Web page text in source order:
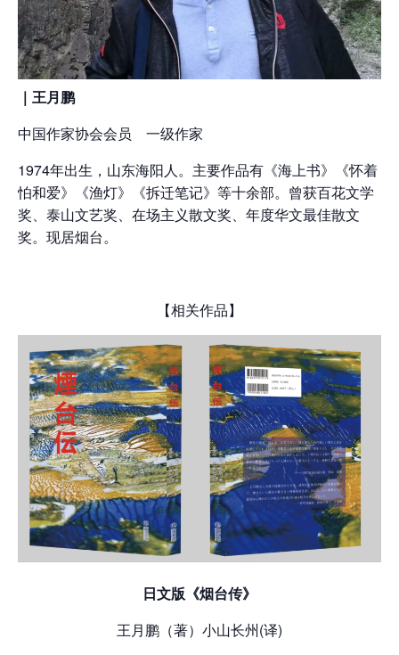
｜王月鹏
中国作家协会会员 一级作家
1974年出生，山东海阳人。主要作品有《海上书》《怀着
怕和爱》《渔灯》《拆迁笔记》等十余部。曾获百花文学
奖、泰山文艺奖、在场主义散文奖、年度华文最佳散文
奖。现居烟台。
【相关作品】
日文版《烟台传》
王月鹏（著） 小山长州(译)